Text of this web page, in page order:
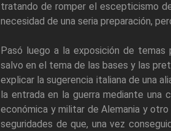
tratando de romper el escepticismo
necesidad de una seria preparación,
Pasó luego a la exposición de temas
salvo en el tema de las bases y las
explicar la sugerencia italiana de una
la entrada en la guerra mediante una
económica y militar de Alemania y
seguridades de que, una vez